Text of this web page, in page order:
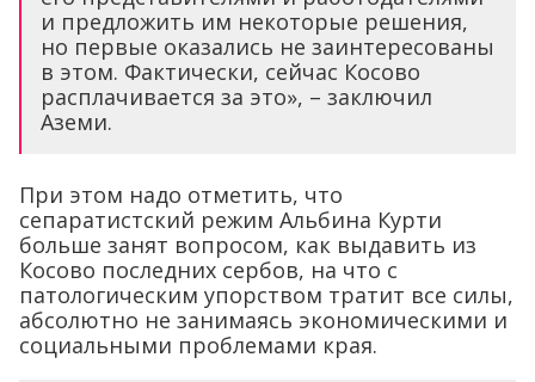
и предложить им некоторые решения,
но первые оказались не заинтересованы
в этом. Фактически, сейчас Косово
расплачивается за это», – заключил
Аземи.
При этом надо отметить, что
сепаратистский режим Альбина Курти
больше занят вопросом, как выдавить из
Косово последних сербов, на что с
патологическим упорством тратит все силы,
абсолютно не занимаясь экономическими и
социальными проблемами края.